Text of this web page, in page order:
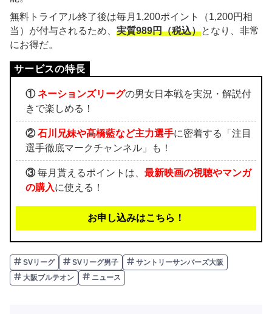
無料トライアル終了後は毎月1,200ポイント（1,200円相
当）が付与されるため、 実質989円（税込）となり、非常
にお得だ。
① ネーションズリーグの男女日本戦を実況・解説付
きで楽しめる！
② 石川兄妹や髙橋藍など主力選手に密着する「注目
選手徹底マークチャンネル」も！
③毎月貰えるポイントは、 最新映画の視聴やマンガ
の購入に使える！
お申し込みはこちら！
SVリーグ SVリーグ男子
サントリーサンバーズ大阪
大阪ブルテオン
ニュース